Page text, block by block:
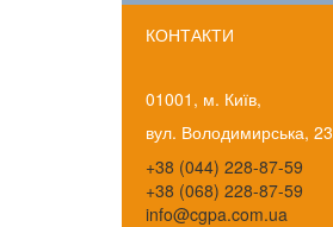
КОНТАКТИ
01001, м. Київ,
вул. Володимирська, 23
+38 (044) 228-87-59
+38 (068) 228-87-59
info@cgpa.com.ua